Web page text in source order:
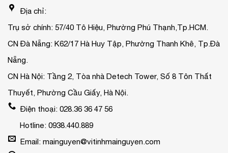
Địa chỉ:
Trụ sở chính: 57/40 Tô Hiệu, Phường Phú Thạnh,Tp.HCM.
CN Đà Nẵng: K62/17 Hà Huy Tập, Phường Thanh Khê, Tp.Đà
Nẵng.
CN Hà Nội: Tầng 2, Tòa nhà Detech Tower, Số 8 Tôn Thất
Thuyết, Phường Cầu Giấy, Hà Nội.
Điện thoại: 028.36 36 47 56
Hotline: 0938.440.889
Email: mainguyen@vitinhmainguyen.com